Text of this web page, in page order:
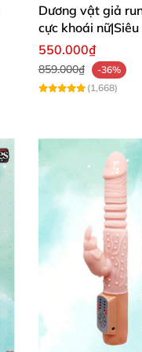
Dương vật giả
cực khoái
550.000₫
859.000₫
-36%
(1,668)